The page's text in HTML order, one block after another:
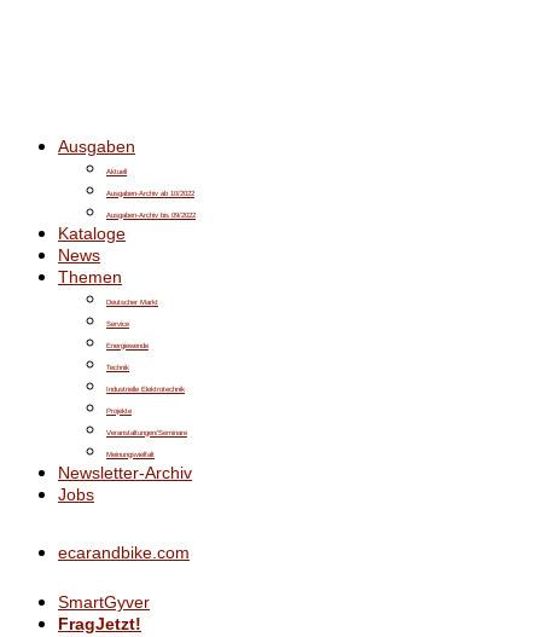
Ausgaben
Aktuell
Ausgaben-Archiv ab 10/2022
Ausgaben-Archiv bis 09/2022
Kataloge
News
Themen
Deutscher Markt
Service
Energiewende
Technik
Industrielle Elektrotechnik
Projekte
Veranstaltungen/Seminare
Meinungsvielfalt
Newsletter-Archiv
Jobs
ecarandbike.com
SmartGyver
FragJetzt!